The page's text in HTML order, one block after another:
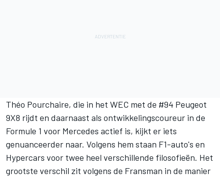
Théo Pourchaire, die in het WEC met de #94 Peugeot
9X8 rijdt en daarnaast als ontwikkelingscoureur in de
Formule 1 voor Mercedes actief is, kijkt er iets
genuanceerder naar. Volgens hem staan F1-auto's en
Hypercars voor twee heel verschillende filosofieën. Het
grootste verschil zit volgens de Fransman in de manier